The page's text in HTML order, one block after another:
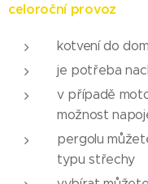
celoroční provoz
kotvení do
je potřeba
v případě
možnost
pergolu
typu střechy